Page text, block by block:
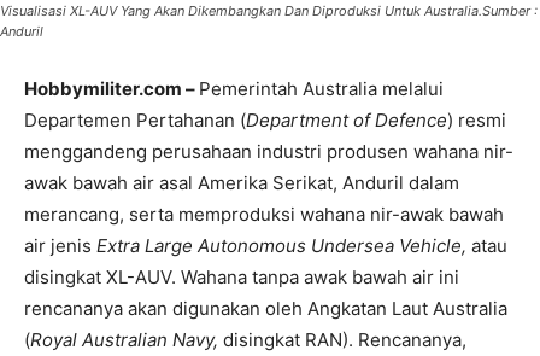
Visualisasi XL-AUV Yang Akan Dikembangkan Dan Diproduksi Untuk Australia.Sumber :
Anduril
Hobbymiliter.com – Pemerintah Australia melalui
Departemen Pertahanan (Department of Defence) resmi
menggandeng perusahaan industri produsen wahana nir-
awak bawah air asal Amerika Serikat, Anduril dalam
merancang, serta memproduksi wahana nir-awak bawah
air jenis Extra Large Autonomous Undersea Vehicle, atau
disingkat XL-AUV. Wahana tanpa awak bawah air ini
rencananya akan digunakan oleh Angkatan Laut Australia
(Royal Australian Navy, disingkat RAN). Rencananya,